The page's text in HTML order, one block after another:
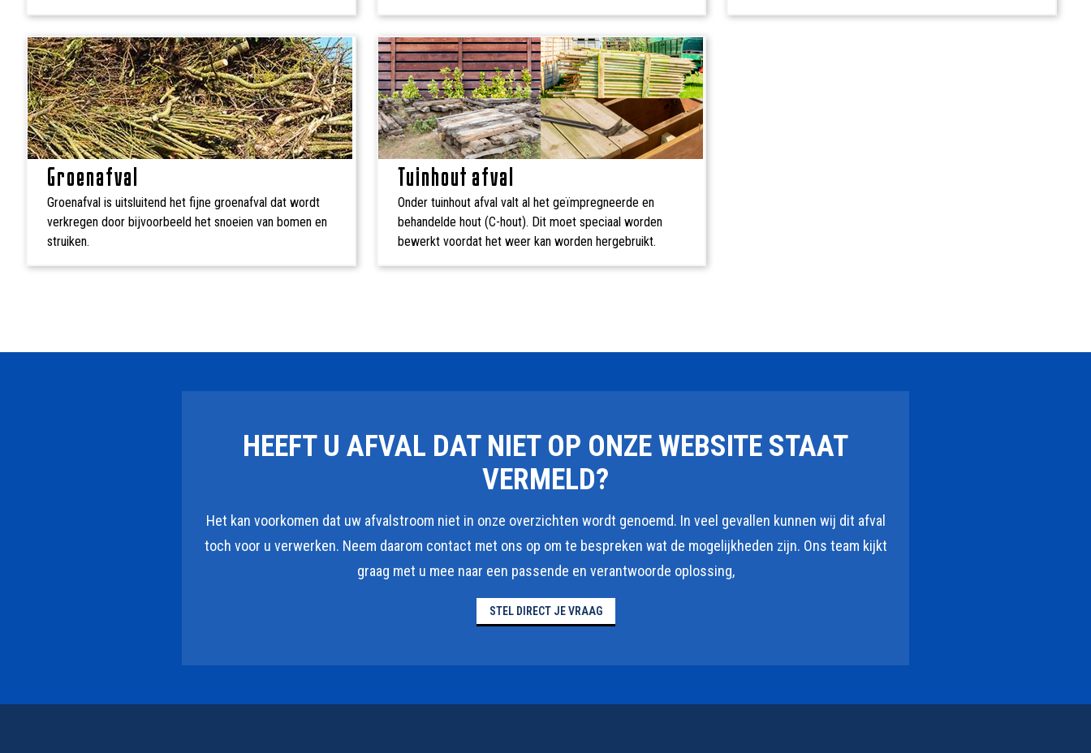
Groenafval
Groenafval is uitsluitend het fijne groenafval dat wordt
verkregen door bijvoorbeeld het snoeien van bomen en
struiken.
Tuinhout afval
Onder tuinhout afval valt al het geïmpregneerde en
behandelde hout (C-hout). Dit moet speciaal worden
bewerkt voordat het weer kan worden hergebruikt.
HEEFT U AFVAL DAT NIET OP ONZE WEBSITE STAAT
VERMELD?
Het kan voorkomen dat uw afvalstroom niet in onze overzichten wordt genoemd. In veel gevallen kunnen wij dit afval
toch voor u verwerken. Neem daarom contact met ons op om te bespreken wat de mogelijkheden zijn. Ons team kijkt
graag met u mee naar een passende en verantwoorde oplossing,
STEL DIRECT JE VRAAG